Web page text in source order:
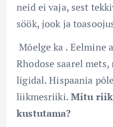
neid ei vaja, sest
söök, jook ja
Mõelge ka . Eelmine
Rhodose saarel
ligidal. Hispaania
liikmesriiki.Mitu
kustutama?